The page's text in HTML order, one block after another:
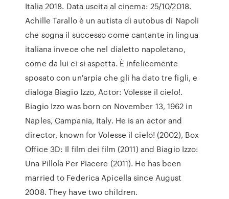
Italia 2018. Data uscita al cinema: 25/10/2018.
Achille Tarallo è un autista di autobus di Napoli
che sogna il successo come cantante in lingua
italiana invece che nel dialetto napoletano,
come da lui ci si aspetta. È infelicemente
sposato con un'arpia che gli ha dato tre figli, e
dialoga Biagio Izzo, Actor: Volesse il cielo!.
Biagio Izzo was born on November 13, 1962 in
Naples, Campania, Italy. He is an actor and
director, known for Volesse il cielo! (2002), Box
Office 3D: Il film dei film (2011) and Biagio Izzo:
Una Pillola Per Piacere (2011). He has been
married to Federica Apicella since August
2008. They have two children.